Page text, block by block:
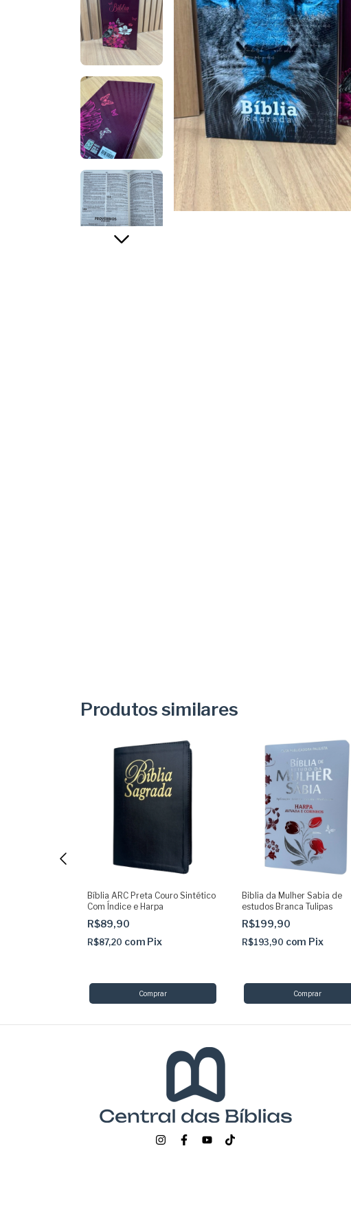
Produtos similares
Bíblia ARC Preta Couro Sintético
Com Índice e Harpa
R$89,90
R$87,20 com Pix
Biblia da Mulher Sabia de
estudos Branca Tulipas
R$199,90
R$193,90 com Pix